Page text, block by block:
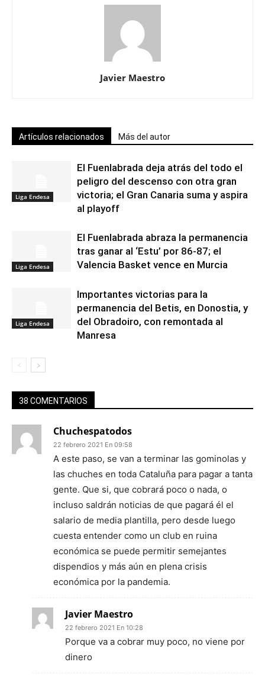
Javier Maestro
Artículos relacionados Más del autor
Liga Endesa
El Fuenlabrada deja atrás del todo el
peligro del descenso con otra gran
victoria; el Gran Canaria suma y aspira
al playoff
Liga Endesa
El Fuenlabrada abraza la permanencia
tras ganar al ‘Estu’ por 86-87; el
Valencia Basket vence en Murcia
Liga Endesa
Importantes victorias para la
permanencia del Betis, en Donostia, y
del Obradoiro, con remontada al
Manresa
38 COMENTARIOS
Chuchespatodos
22 febrero 2021 En 09:58
A este paso, se van a terminar las gominolas y
las chuches en toda Cataluña para pagar a tanta
gente. Que si, que cobrará poco o nada, o
incluso saldrán noticias de que pagará él el
salario de media plantilla, pero desde luego
cuesta entender como un club en ruina
económica se puede permitir semejantes
dispendios y más aún en plena crisis
económica por la pandemia.
Javier Maestro
22 febrero 2021 En 10:28
Porque va a cobrar muy poco, no viene por
dinero